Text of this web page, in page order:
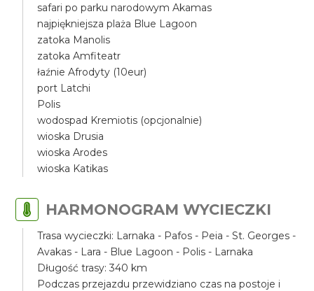
safari po parku narodowym Akamas
najpiękniejsza plaża Blue Lagoon
zatoka Manolis
zatoka Amfiteatr
łaźnie Afrodyty (10eur)
port Latchi
Polis
wodospad Kremiotis (opcjonalnie)
wioska Drusia
wioska Arodes
wioska Katikas
HARMONOGRAM WYCIECZKI
Trasa wycieczki: Larnaka - Pafos - Peia - St. Georges -
Avakas - Lara - Blue Lagoon - Polis - Larnaka
Długość trasy: 340 km
Podczas przejazdu przewidziano czas na postoje i